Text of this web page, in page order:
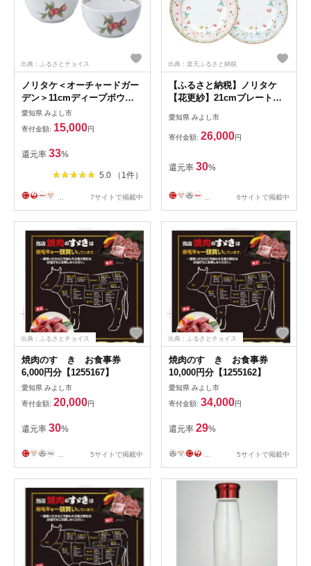
出典：ふるさとチョイス
ノリタケ＜オーチャードガー
デン＞11cmディープボウル
ペア
愛知県 みよし市
寄付金額: 15,000円
還元率 33%
5.0 （1件）
7サイトで掲載中
出典：楽天ふるさと納税
【ふるさと納税】ノリタケ
【花更紗】21cmプレートペ
愛知県 みよし市
寄付金額: 26,000円
還元率 30%
6サイトで掲載中
出典：ふるさとチョイス
焼肉のすゞき お食事券
6,000円分【1255167】
愛知県 みよし市
寄付金額: 20,000円
還元率 30%
... 5サイトで掲載中
出典：ふるさとチョイス
焼肉のすゞき お食事券
10,000円分【1255162】
愛知県 みよし市
寄付金額: 34,000円
還元率 29%
... 5サイトで掲載中